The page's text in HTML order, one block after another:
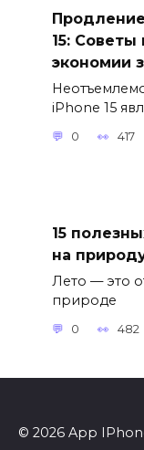
15:
экономии
iPhone 15
0 417
15
на
Лето — это
природе
0 482
© 2026 App